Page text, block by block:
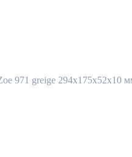
971 greige 294х175х52х10